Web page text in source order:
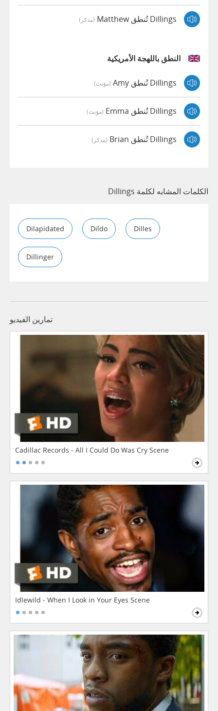
Dillings تُنطق Matthew (مذكر)
النطق باللهجة الأمريكية
Dillings تُنطق Amy (مؤنث)
Dillings تُنطق Emma (مؤنث)
Dillings تُنطق Brian (مذكر)
الكلمات المشابه لكلمة Dillings
Dilapidated Dildo Dilles
Dillinger
تمارين الفيديو
Cadillac Records - All I Could Do Was Cry Scene
Idlewild - When I Look in Your Eyes Scene